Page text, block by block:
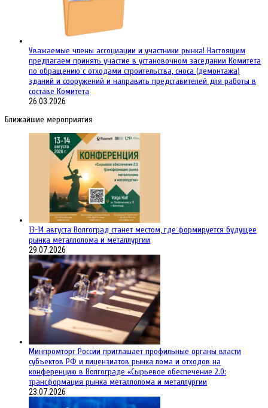
Уважаемые члены ассоциации и участники рынка! Настоящим
предлагаем принять участие в установочном заседании Комитета
по обращению с отходами строительства, сноса (демонтажа)
зданий и сооружений и направить представителей для работы в
составе Комитета
26.03.2026
Ближайшие мероприятия
13-14 августа Волгоград станет местом, где формируется будущее
рынка металлолома и металлургии
29.07.2026
Минпромторг России приглашает профильные органы власти
субъектов РФ и лицензиатов рынка лома и отходов на
конференцию в Волгограде «Сырьевое обеспечение 2.0:
трансформация рынка металлолома и металлургии
23.07.2026